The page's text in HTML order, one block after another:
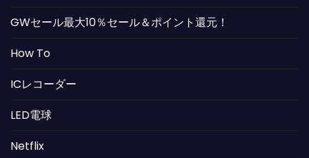
GWセール最大10％セール＆ポイント還元！
How To
ICレコーダー
LED電球
Netflix